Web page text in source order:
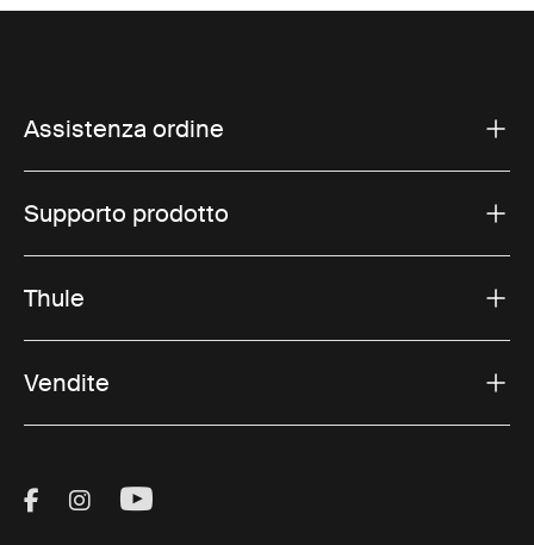
Assistenza ordine
Supporto prodotto
Thule
Vendite
Visit Thule on Facebook (external link)
Visit Thule on Instagram (external link)
Visit Thule on Youtube (external